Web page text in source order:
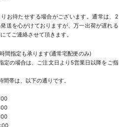
お待たせする場合がございます。通常は、2
送を心がけておりますが、万一出荷が遅れる
てご連絡させて頂きます。
間指定も承ります(通常宅配便のみ)
定の場合は、ご注文日より5営業日以降をご指
間帯は、以下の通りです。